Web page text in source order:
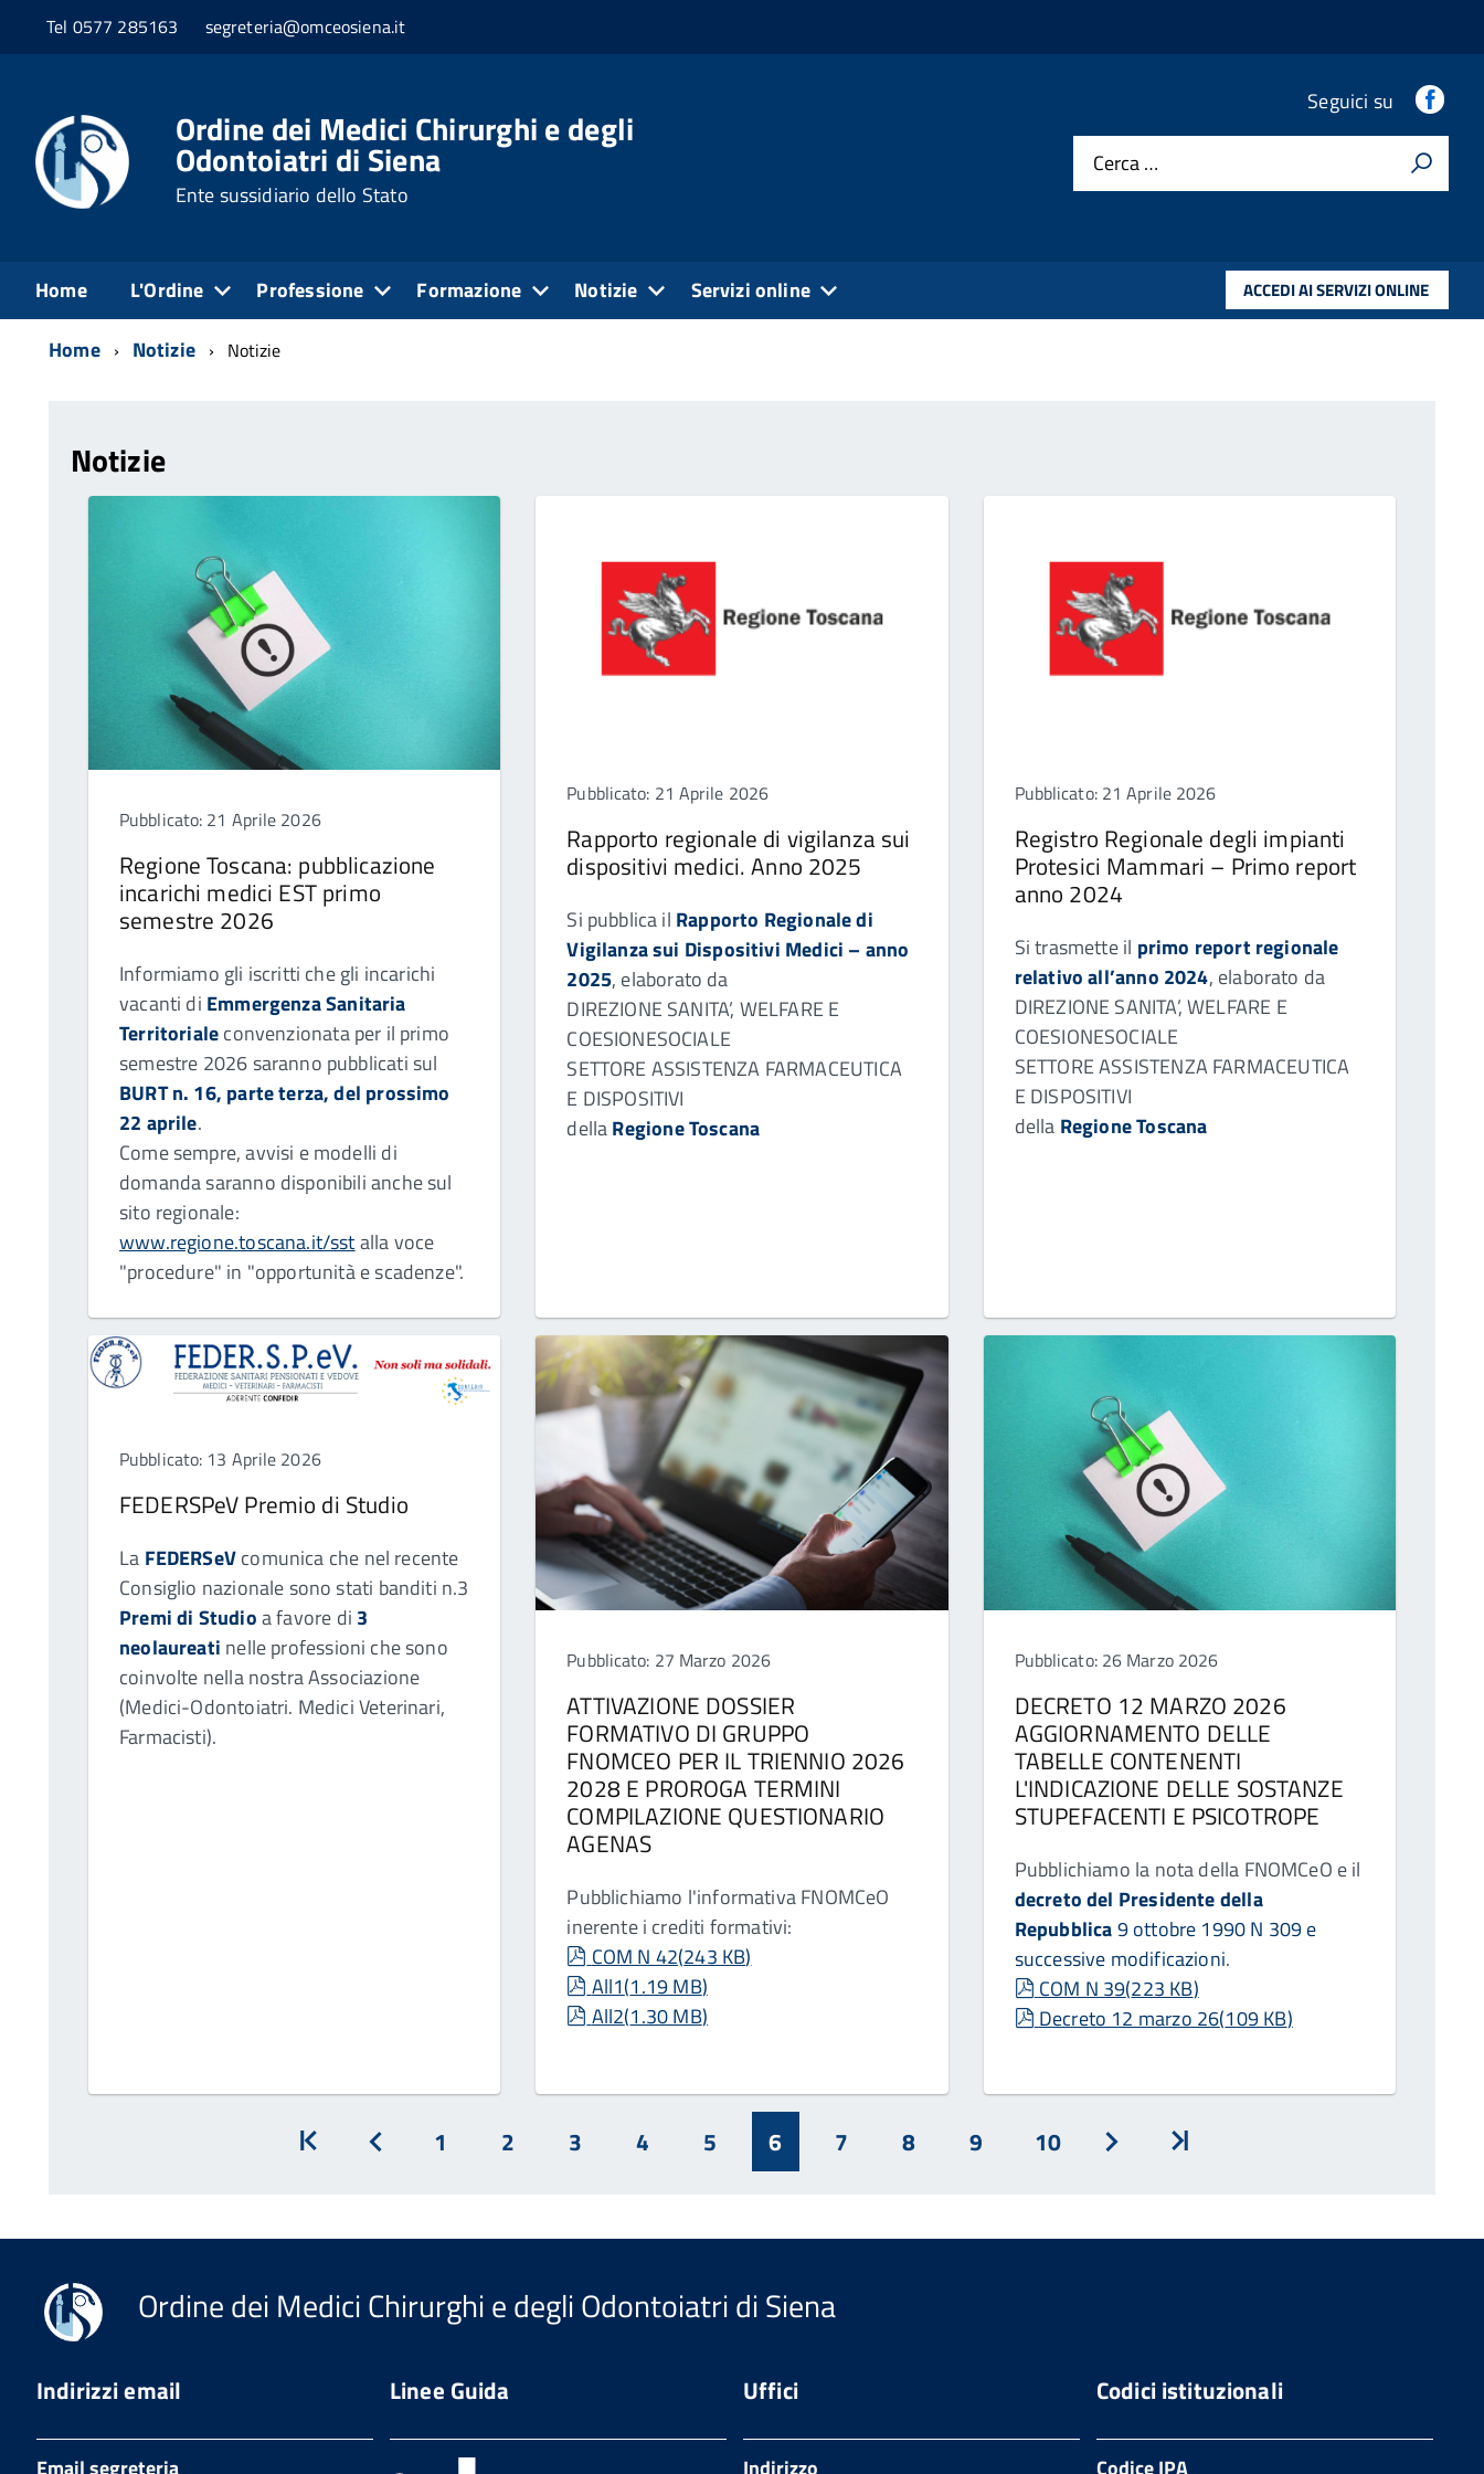
Tel 0577 285163 segreteria@omceosiena.it
Ordine dei Medici Chirurghi e degli
Odontoiatri di Siena
Ente sussidiario dello Stato
Seguici su
Cerca …
Home L'Ordine Professione Formazione Notizie Servizi online ACCEDI AI SERVIZI ONLINE
Home Notizie Notizie
Notizie
Pubblicato: 21 Aprile 2026
Regione Toscana: pubblicazione
incarichi medici EST primo
semestre 2026
Informiamo gli iscritti che gli incarichi
vacanti di Emmergenza Sanitaria
Territorialeconvenzionata per il primo
semestre 2026 saranno pubblicati sul
BURT n. 16, parte terza, del prossimo
22 aprile.
Come sempre, avvisi e modelli di
domanda saranno disponibili anche sul
sito regionale:
www.regione.toscana.it/sstalla voce
"procedure" in "opportunità e scadenze".
Pubblicato: 21 Aprile 2026
Rapporto regionale di vigilanza sui
dispositivi medici. Anno 2025
Si pubblica il Rapporto Regionale di
Vigilanza sui Dispositivi Medici – anno
2025, elaborato da
DIREZIONE SANITA’, WELFARE E
COESIONESOCIALE
SETTORE ASSISTENZA FARMACEUTICA
E DISPOSITIVI
dellaRegione Toscana
Pubblicato: 21 Aprile 2026
Registro Regionale degli impianti
Protesici Mammari – Primo report
anno 2024
Si trasmette il primo report regionale
relativo all’anno 2024, elaborato da
DIREZIONE SANITA’, WELFARE E
COESIONESOCIALE
SETTORE ASSISTENZA FARMACEUTICA
E DISPOSITIVI
della Regione Toscana
Pubblicato: 13 Aprile 2026
FEDERSPeV Premio di Studio
La FEDERSeVcomunica che nel recente
Consiglio nazionale sono stati banditi n.3
Premi di Studioa favore di 3
neolaureati nelle professioni che sono
coinvolte nella nostra Associazione
(Medici-Odontoiatri. Medici Veterinari,
Farmacisti).
Pubblicato: 27 Marzo 2026
ATTIVAZIONE DOSSIER
FORMATIVO DI GRUPPO
FNOMCEO PER IL TRIENNIO 2026
2028 E PROROGA TERMINI
COMPILAZIONE QUESTIONARIO
AGENAS
Pubblichiamo l'informativa FNOMCeO
inerente i crediti formativi:
pdf
COM N 42(243 KB)
pdf
All1(1.19 MB)
pdf
All2(1.30 MB)
Pubblicato: 26 Marzo 2026
DECRETO 12 MARZO 2026
AGGIORNAMENTO DELLE
TABELLE CONTENENTI
L'INDICAZIONE DELLE SOSTANZE
STUPEFACENTI E PSICOTROPE
Pubblichiamo la nota della FNOMCeO e il
decreto del Presidente della
Repubblica9 ottobre 1990 N 309 e
successive modificazioni.
pdf
COM N 39(223 KB)
pdf
Decreto 12 marzo 26(109 KB)
1 2 3 4 5 6 7 8 9 10
Ordine dei Medici Chirurghi e degli Odontoiatri di Siena
Indirizzi email
Email segreteria
Linee Guida Uffici
Indirizzo
Codici istituzionali
Codice IPA